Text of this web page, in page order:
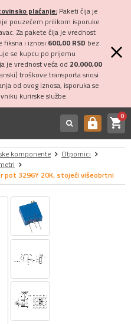
plaćanje:Paketi čija je
pouzećem prilikom isporuke
Za pakete čija je vrednost
fiksna i iznosi 600,00 RSD bez
se kupcu po prijemu
je vrednost veća od 20.000,00
troškove transporta snosi
od ovog iznosa, isporuka se
kurirske službe.
https shopping_cart0
komponente
Otpornici
pot 3296Y 20K, stojeći višeobrtni